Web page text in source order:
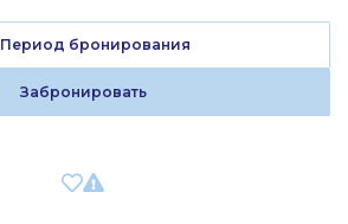
Период бронирования
Забронировать